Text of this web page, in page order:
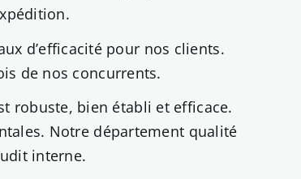
d’efficacité pour nos clients.
de nos concurrents.
robuste, bien établi et efficace.
Notre département qualité
interne.